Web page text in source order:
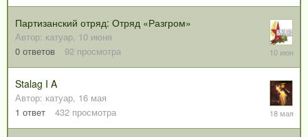
Партизанский отряд: Отряд «Разгром»
Автор: катуар, 10 июня
0 ответов 92 просмотра
10
Stalag I A
Автор: катуар, 16 мая
1 ответ 432 просмотра
18